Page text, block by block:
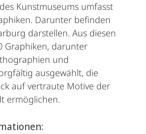
Kunstmuseums umfasst
Darunter befinden
darstellen. Aus diesen
Graphiken, darunter
und
ausgewählt, die
auf vertraute Motive der
ermöglichen.